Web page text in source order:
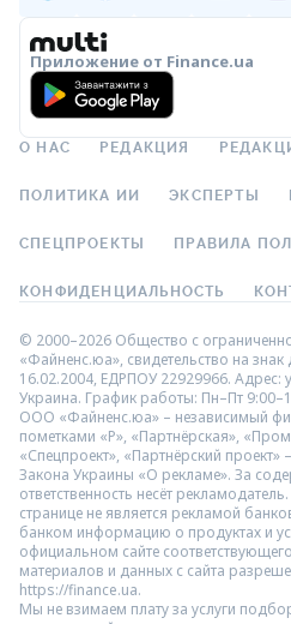
Приложение от Finance.ua
О НАС РЕДАКЦИЯ
ПОЛИТИКА ИИ ЭКСПЕРТЫ
СПЕЦПРОЕКТЫ ПРАВИЛА
КОНФИДЕНЦИАЛЬНОСТЬ
© 2000–2026 Общество с
«Файненс.юа», свидетельство на
16.02.2004, ЕДРПОУ 22929966. Адрес:
Украина. График работы: Пн–Пт
ООО «Файненс.юа» – независимый
пометками «Р», «Партнёрская»,
«Спецпроект», «Партнёрский
Закона Украины «О рекламе». За
ответственность несёт
странице не является рекламой
банком информацию о продуктах и
официальном сайте
материалов и данных с сайта
https://finance.ua.
Мы не взимаем плату за услуги